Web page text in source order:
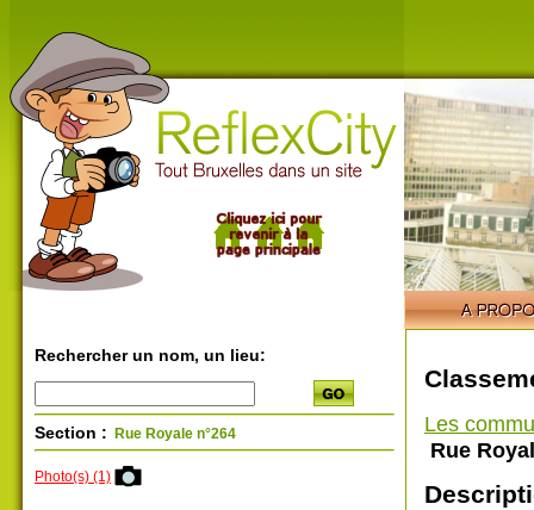
Rechercher un nom, un lieu:
Section : Rue Royale n°264
Photo(s) (1)
Les
Rue